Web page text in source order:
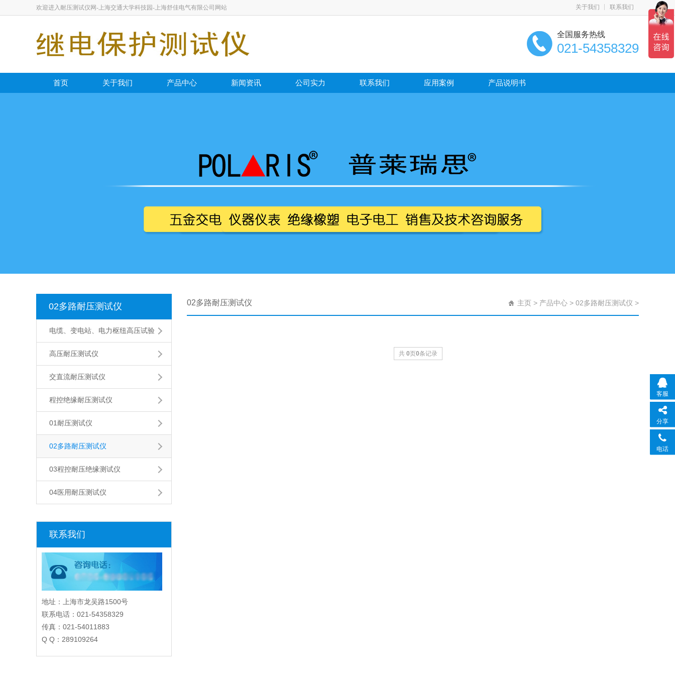
欢迎进入耐压测试仪网-上海交通大学科技园-上海舒佳电气有限公司网站 关于我们 联系我们
全国服务热线
021-54358329
首页 关于我们 产品中心 新闻资讯 公司实力 联系我们 应用案例 产品说明书
02多路耐压测试仪
电缆、变电站、电力枢纽高压试验
高压耐压测试仪
交直流耐压测试仪
程控绝缘耐压测试仪
01耐压测试仪
02多路耐压测试仪
03程控耐压绝缘测试仪
04医用耐压测试仪
联系我们
地址：上海市龙吴路1500号
联系电话：021-54358329
传真：021-54011883
Q Q：289109264
02多路耐压测试仪 主页 > 产品中心 > 02多路耐压测试仪 >
共 0页0条记录
客服
分享
电话